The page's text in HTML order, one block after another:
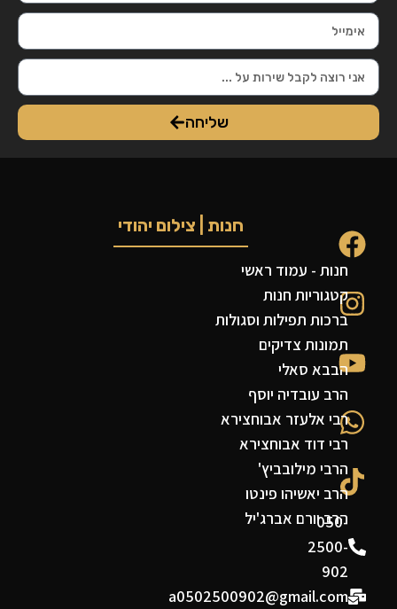
שליחה
050-
2500-
902
a0502500902@gmail.com
חנות | צילום יהודי
חנות - עמוד ראשי
קטגוריות חנות
ברכות תפילות וסגולות
תמונות צדיקים
הבבא סאלי
הרב עובדיה יוסף
רבי אלעזר אבוחצירא
רבי דוד אבוחצירא
הרבי מילובביץ'
הרב יאשיהו פינטו
הרב יורם אברג'יל